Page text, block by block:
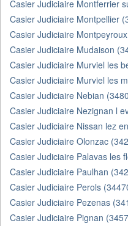
Casier Judiciaire Montferrier
Casier Judiciaire Montpellier
Casier Judiciaire
Casier Judiciaire Mudaison
Casier Judiciaire Murviel les
Casier Judiciaire Murviel les
Casier Judiciaire Nebian
Casier Judiciaire Nezignan l
Casier Judiciaire Nissan lez
Casier Judiciaire Olonzac
Casier Judiciaire Palavas les
Casier Judiciaire Paulhan
Casier Judiciaire Perols
Casier Judiciaire Pezenas
Casier Judiciaire Pignan